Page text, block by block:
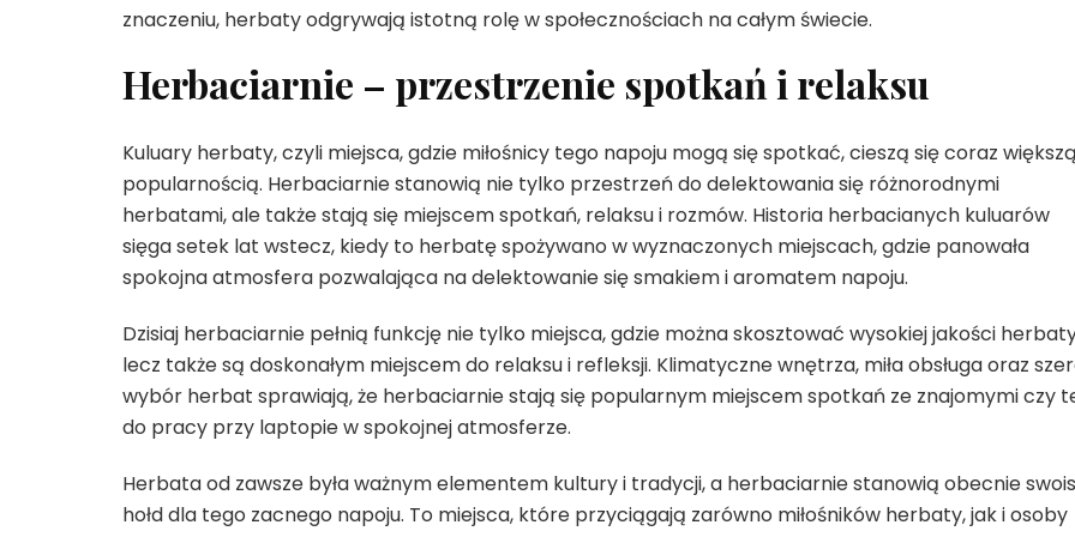
znaczeniu, herbaty odgrywają istotną rolę w społecznościach na całym świecie.
Herbaciarnie – przestrzenie spotkań i relaksu
Kuluary herbaty, czyli miejsca, gdzie miłośnicy tego napoju mogą się spotkać, cieszą się coraz większą
popularnością. Herbaciarnie stanowią nie tylko przestrzeń do delektowania się różnorodnymi
herbatami, ale także stają się miejscem spotkań, relaksu i rozmów. Historia herbacianych kuluarów
sięga setek lat wstecz, kiedy to herbatę spożywano w wyznaczonych miejscach, gdzie panowała
spokojna atmosfera pozwalająca na delektowanie się smakiem i aromatem napoju.
Dzisiaj herbaciarnie pełnią funkcję nie tylko miejsca, gdzie można skosztować wysokiej jakości
lecz także są doskonałym miejscem do relaksu i refleksji. Klimatyczne wnętrza, miła obsługa oraz
wybór herbat sprawiają, że herbaciarnie stają się popularnym miejscem spotkań ze znajomymi czy
do pracy przy laptopie w spokojnej atmosferze.
Herbata od zawsze była ważnym elementem kultury i tradycji, a herbaciarnie stanowią obecnie
hołd dla tego zacnego napoju. To miejsca, które przyciągają zarówno miłośników herbaty, jak i osoby